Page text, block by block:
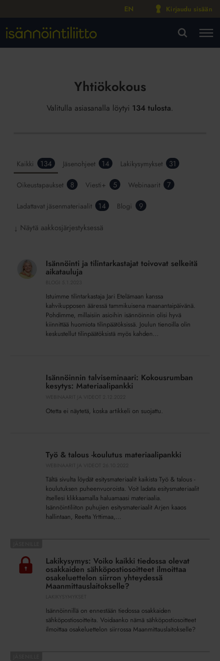
EN Kirjaudu sisään
Yhtiökokous
Valitulla asiasanalla löytyi 134 tulosta.
Kaikki 134 Jäsenohjeet 14 Lakikysymykset 31
Oikeustapaukset 8 Viesti+ 5 Webinaarit 7
Ladattavat jäsenmateriaalit 14 Blogi 9
↓ Näytä aakkosjärjestyksessä
tilintarkastajat
toivovat
Isännöinti ja tilintarkastajat toivovat selkeitä
aikatauluja
Istuimme tilintarkastaja Jari Etelämaan kanssa
kahvikupposen ääressä tammikuisena maanantaipäivänä.
Pohdimme, millaisiin asioihin isännöinnin olisi hyvä
kiinnittää huomiota tilinpäätöksissä. Joulun tienoilla olin
keskustellut tilinpäätöksistä myös kahden...
KokousrumbanIsännöinnin talviseminaari: Kokousrumban
kesytys: Materiaalipankki
Otetta ei näytetä, koska artikkeli on suojattu.
materiaalipankki
Työ & talous -koulutus materiaalipankki
Tältä sivulta löydät esitysmateriaalit kaikista Työ & talous -
koulutuksen puheenvuoroista. Voit ladata esitysmateriaalit
itsellesi klikkaamalla haluamaasi materiaalia.
Isännöintiliiton puhujien esitysmateriaalit Arjen kaaos
hallintaan, Reetta Yrttimaa,...
Voiko
kaikki
tiedossa
sähköpostiosoitteet
osakeluettelon
Lakikysymys: Voiko kaikki tiedossa olevat
osakkaiden sähköpostiosoitteet ilmoittaa
osakeluettelon siirron yhteydessä
Maanmittauslaitokselle?
Isännöinnillä on ennestään tiedossa osakkaiden
sähköpostiosoitteita. Voidaanko nämä sähköpostiosoitteet
ilmoittaa osakeluettelon siirrossa Maanmittauslaitokselle?